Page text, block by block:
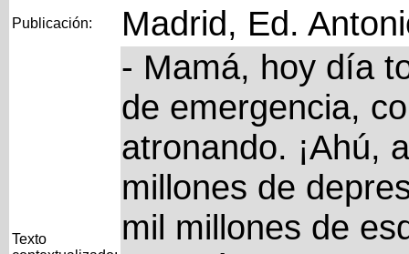
Publicación: Madrid, Ed.
Texto
- Mamá, hoy día
de emergencia,
atronando. ¡Ahú,
millones de
mil millones de